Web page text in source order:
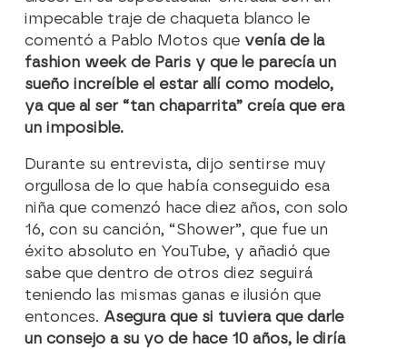
impecable traje de chaqueta blanco le
comentó a Pablo Motos que venía de la
fashion week de Paris y que le parecía un
sueño increíble el estar allí como modelo,
ya que al ser “tan chaparrita” creía que era
un imposible.
Durante su entrevista, dijo sentirse muy
orgullosa de lo que había conseguido esa
niña que comenzó hace diez años, con solo
16, con su canción, “Shower”, que fue un
éxito absoluto en YouTube, y añadió que
sabe que dentro de otros diez seguirá
teniendo las mismas ganas e ilusión que
entonces. Asegura que si tuviera que darle
un consejo a su yo de hace 10 años, le diría